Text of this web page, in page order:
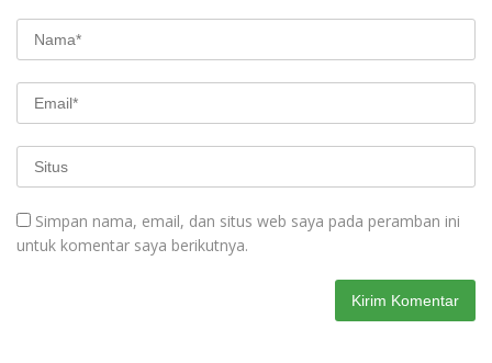
Simpan nama, email, dan situs web saya pada peramban ini
untuk komentar saya berikutnya.